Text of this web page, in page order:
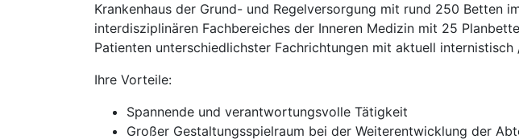
Krankenhaus der Grund- und Regelversorgung mit rund 250 Betten
interdisziplinären Fachbereiches der Inneren Medizin mit 25
Patienten unterschiedlichster Fachrichtungen mit aktuell
Ihre Vorteile:
Spannende und verantwortungsvolle Tätigkeit
Großer Gestaltungsspielraum bei der Weiterentwicklung der